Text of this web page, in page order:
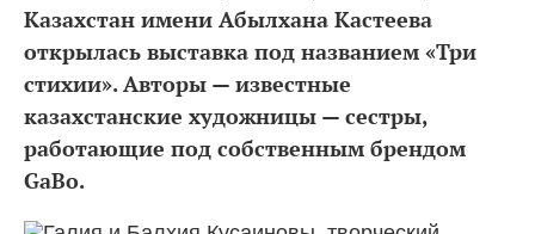
Казахстан имени Абылхана Кастеева
открылась выставка под названием «Три
стихии». Авторы — известные
казахстанские художницы — сестры,
работающие под собственным брендом
GaBo.